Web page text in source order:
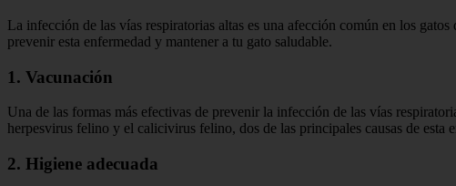
La infección de las vías respiratorias altas es una afección común en los
prevenir esta enfermedad y mantener a tu gato saludable.
1. Vacunación
Una de las formas más efectivas de prevenir la infección de las vías
herpesvirus felino y el calicivirus felino, dos de las principales causas de
2. Higiene adecuada